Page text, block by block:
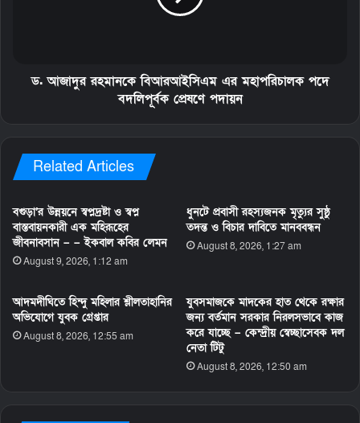
ড. আজাদুর রহমানকে বিআরআইসিএম এর মহাপরিচালক পদে
বদলিপূর্বক প্রেষণে পদায়ন
Related Articles
বগুড়া’র উন্নয়নে স্বপ্নদ্রষ্টা ও স্বপ্ন
বাস্তবায়নকারী এক মহিরূহের
জীবনাবসান – – ইকবাল কবির লেমন
August 9, 2026, 1:12 am
ধুনটে প্রবাসী রহস্যজনক মৃত্যুর সুষ্ঠু
তদন্ত ও বিচার দাবিতে মানববন্ধন
August 8, 2026, 1:27 am
আদমদীঘিতে হিন্দু মহিলার শ্লীলতাহানির
অভিযোগে যুবক গ্রেপ্তার
August 8, 2026, 12:55 am
যুবসমাজকে মাদকের হাত থেকে রক্ষার
জন্য বর্তমান সরকার নিরলসভাবে কাজ
করে যাচ্ছে – কেন্দ্রীয় স্বেচ্ছাসেবক দল
নেতা টিটু
August 8, 2026, 12:50 am